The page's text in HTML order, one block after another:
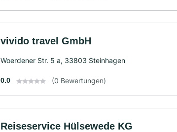
vivido travel GmbH
Woerdener Str. 5 a, 33803 Steinhagen
0.0 (0 Bewertungen)
Reiseservice Hülsewede KG